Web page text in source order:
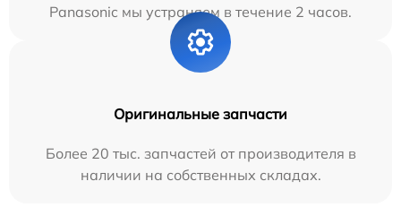
Panasonic мы устраняем в течение 2 часов.
Оригинальные запчасти
Более 20 тыс. запчастей от производителя в
наличии на собственных складах.